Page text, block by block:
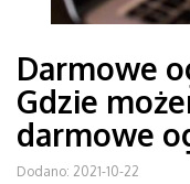
Darmowe
Gdzie
darmowe
Dodano: 2021-10-22